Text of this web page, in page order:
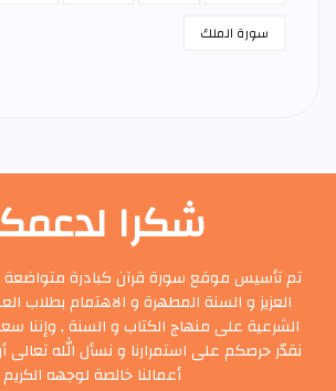
سورة الملك
شكرا
تم تأسيس موقع سورة قرآن كبادرة
العزيز و السنة المطهرة و الاهتمام بطلاب
الشرعية على منهاج الكتاب و السنة , وإننا
نقدّر حرصكم على استمرارنا و نسأل الله تعالى
أعمالنا خالصة لوجهه